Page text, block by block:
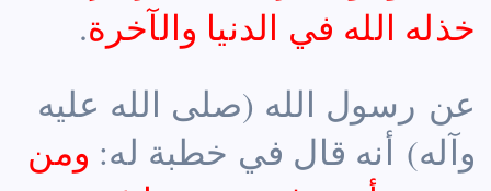
خذله الله في الدنيا والآخرة.
عن رسول الله (صلى الله عليه
وآله) أنه قال في خطبة له: ومن